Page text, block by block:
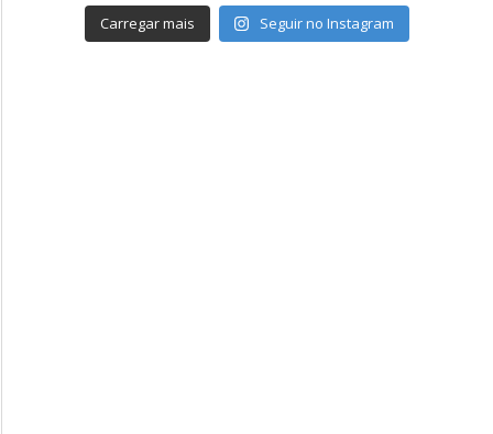
Carregar mais Seguir no Instagram